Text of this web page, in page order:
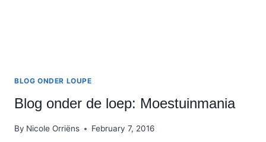
BLOG ONDER LOUPE
Blog onder de loep: Moestuinmania
By Nicole Orriëns February 7, 2016